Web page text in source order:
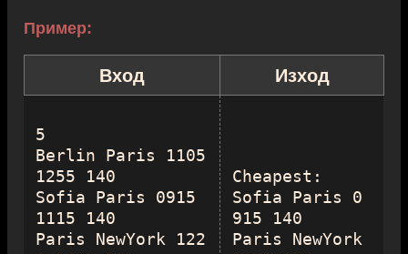
Пример:
Вход Изход
5
Berlin Paris 1105
1255 140
Sofia Paris 0915
1115 140
Paris NewYork 122
Cheapest:
Sofia Paris 0
915 140
Paris NewYork